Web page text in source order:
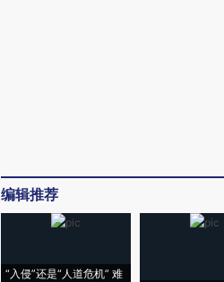
编辑推荐
“入侵”还是“人道危机” 难